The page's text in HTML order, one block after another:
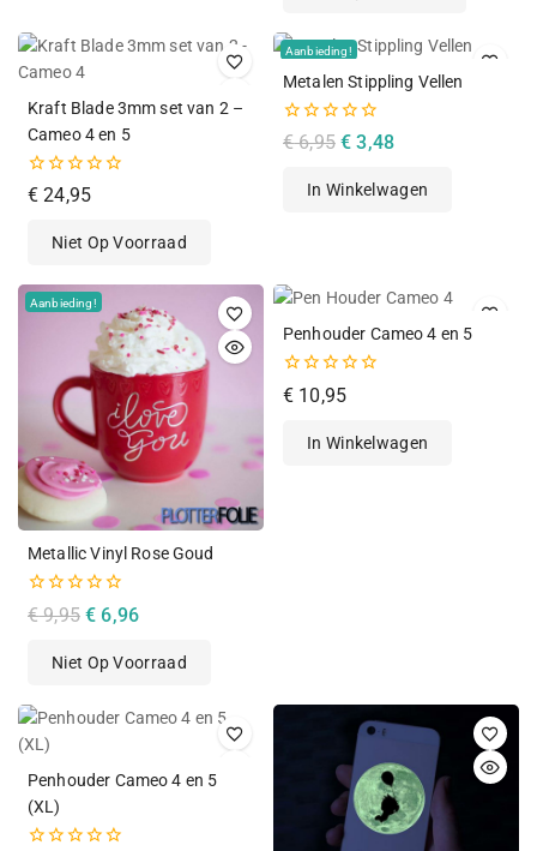
Kraft Blade 3mm set van 2 –
Cameo 4 en 5
0
van
€ 24,95
Niet Op Voorraad
Aanbieding!
Metalen Stippling Vellen
0
van
€6,95 € 3,48
In Winkelwagen
Aanbieding!
Metallic Vinyl Rose Goud
0
van
€9,95 € 6,96
Niet Op Voorraad
Penhouder Cameo 4 en 5
0
van
€ 10,95
In Winkelwagen
Penhouder Cameo 4 en 5
(XL)